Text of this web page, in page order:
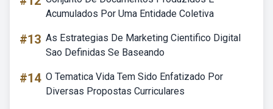
Acumulados Por Uma Entidade Coletiva
#13 As Estrategias De Marketing Cientifico Digital
Sao Definidas Se Baseando
#14 O Tematica Vida Tem Sido Enfatizado Por
Diversas Propostas Curriculares